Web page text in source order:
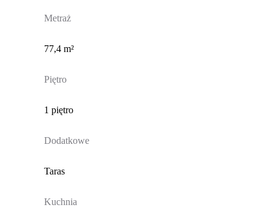
Metraż
77,4 m²
Piętro
1 piętro
Dodatkowe
Taras
Kuchnia